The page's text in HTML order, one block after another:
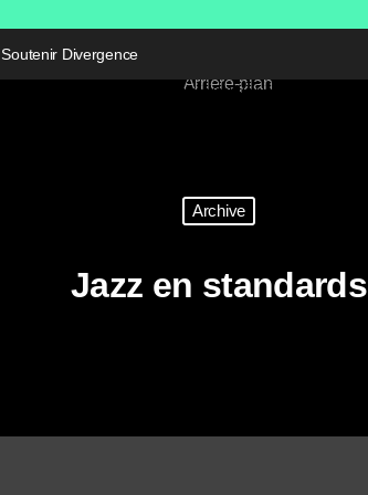
Soutenir Divergence
Archive
Jazz en standards